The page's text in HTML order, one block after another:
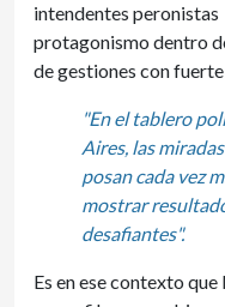
intendentes peronistas
protagonismo dentro
de gestiones con
"En el tablero
Aires, las
posan cada vez
mostrar
desafiantes".
Es en ese contexto